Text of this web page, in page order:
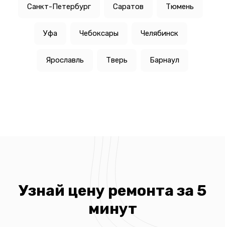
Санкт-Петербург Саратов Тюмень
Уфа Чебоксары Челябинск
Ярославль Тверь Барнаул
Узнай цену ремонта за 5
минут